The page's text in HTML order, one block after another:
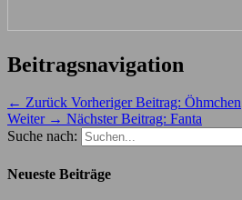
Beitragsnavigation
← Zurück Vorheriger Beitrag: Öhmchen
Weiter → Nächster Beitrag: Fanta
Suche nach:
Neueste Beiträge